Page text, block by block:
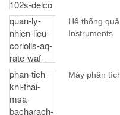
Hệ thống
Instruments
Máy phân